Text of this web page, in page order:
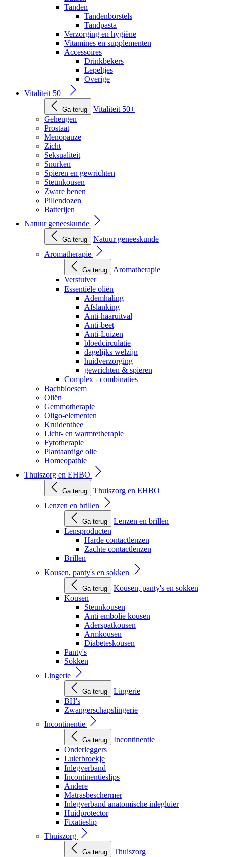
Tanden
Tandenborstels
Tandpasta
Verzorging en hygiëne
Vitamines en supplementen
Accessoires
Drinkbekers
Lepeltjes
Overige
Vitaliteit 50+
Ga terug
Vitaliteit 50+
Geheugen
Prostaat
Menopauze
Zicht
Seksualiteit
Snurken
Spieren en gewrichten
Steunkousen
Zware benen
Pillendozen
Batterijen
Natuur geneeskunde
Ga terug
Natuur geneeskunde
Aromatherapie
Ga terug
Aromatherapie
Verstuiver
Essentiële oliën
Ademhaling
Afslanking
Anti-haaruitval
Anti-beet
Anti-Luizen
bloedcirculatie
dagelijks welzijn
huidverzorging
gewrichten & spieren
Complex - combinaties
Bachbloesem
Oliën
Gemmotherapie
Oligo-elementen
Kruidenthee
Licht- en warmtetherapie
Fytotherapie
Plantaardige olie
Homeopathie
Thuiszorg en EHBO
Ga terug
Thuiszorg en EHBO
Lenzen en brillen
Ga terug
Lenzen en brillen
Lensproducten
Harde contactlenzen
Zachte contactlenzen
Brillen
Kousen, panty's en sokken
Ga terug
Kousen, panty's en sokken
Kousen
Steunkousen
Anti embolie kousen
Aderspatkousen
Armkousen
Diabeteskousen
Panty's
Sokken
Lingerie
Ga terug
Lingerie
BH's
Zwangerschapslingerie
Incontinentie
Ga terug
Incontinentie
Onderleggers
Luierbroekje
Inlegverband
Incontinentieslips
Andere
Matrasbeschermer
Inlegverband anatomische inlegluier
Huidprotector
Fixatieslip
Thuiszorg
Ga terug
Thuiszorg